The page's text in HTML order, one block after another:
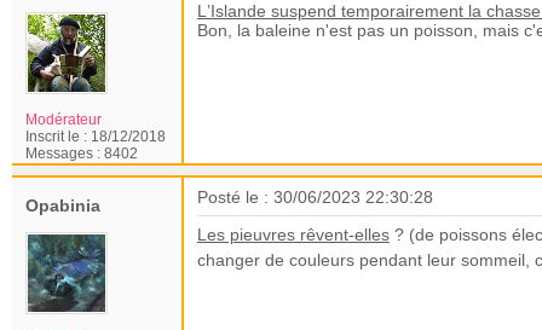
Modérateur
Inscrit le : 18/12/2018
Messages : 8402
L’Islande suspend temporairement la
Bon, la baleine n'est pas un poisson, mais
Opabinia
Posté le : 30/06/2023 22:30:28
Les pieuvres rêvent-elles? (de poissons
changer de couleurs pendant leur sommeil,